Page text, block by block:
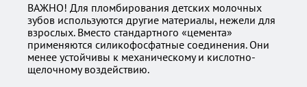
ВАЖНО! Для пломбирования детских молочных
зубов используются другие материалы, нежели для
взрослых. Вместо стандартного «цемента»
применяются силикофосфатные соединения. Они
менее устойчивы к механическому и кислотно-
щелочному воздействию.